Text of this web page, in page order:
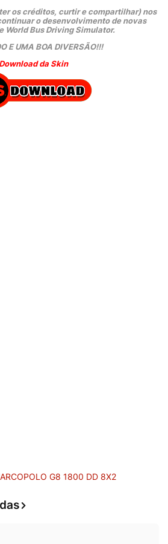
os créditos, curtir e compartilhar) nos
o desenvolvimento de novas
World Bus Driving Simulator.
E UMA BOA DIVERSÃO!!!
Download da Skin
G8 1800 DD 8X2